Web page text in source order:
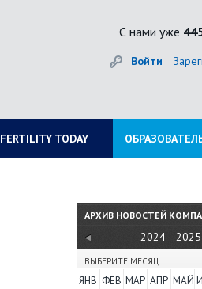
С нами уже
Войти
FERTILITY TODAY
АРХИВ НОВОСТЕЙ
2024 2025
ВЫБЕРИТЕ МЕСЯЦ
ЯНВ ФЕВ МАР АПР МАЙ